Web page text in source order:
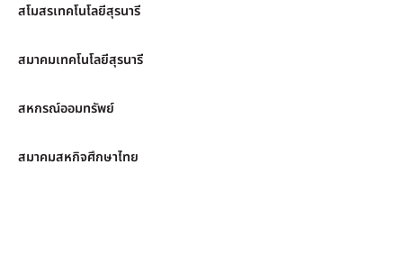
สโมสรเทคโนโลยีสุรนารี
สมาคมเทคโนโลยีสุรนารี
สหกรณ์ออมทรัพย์
สมาคมสหกิจศึกษาไทย